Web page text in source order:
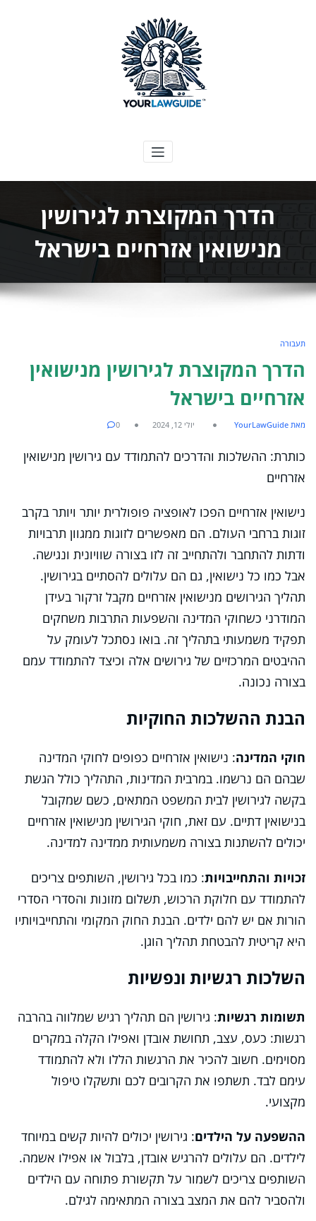
המדריך המשפטי שלך
הדרך המקוצרת לגירושין
מנישואין אזרחיים בישראל
תעבורה
הדרך המקוצרת לגירושין מנישואין
אזרחיים בישראל
מאת YourLawGuide יולי 12, 2024 0
כותרת: ההשלכות והדרכים להתמודד עם גירושין מנישואין
אזרחיים
נישואין אזרחיים הפכו לאופציה פופולרית יותר ויותר בקרב
זוגות ברחבי העולם. הם מאפשרים לזוגות ממגוון תרבויות
ודתות להתחבר ולהתחייב זה לזו בצורה שוויונית ונגישה.
אבל כמו כל נישואין, גם הם עלולים להסתיים בגירושין.
תהליך הגירושים מנישואין אזרחיים מקבל זרקור בעידן
המודרני כשחוקי המדינה והשפעות התרבות משחקים
תפקיד משמעותי בתהליך זה. בואו נסתכל לעומק על
ההיבטים המרכזיים של גירושים אלה וכיצד להתמודד עמם
בצורה נכונה.
הבנת ההשלכות החוקיות
חוקי המדינה: נישואין אזרחיים כפופים לחוקי המדינה
שבהם הם נרשמו. במרבית המדינות, התהליך כולל הגשת
בקשה לגירושין לבית המשפט המתאים, כשם שמקובל
בנישואין דתיים. עם זאת, חוקי הגירושין מנישואין אזרחיים
יכולים להשתנות בצורה משמעותית ממדינה למדינה.
זכויות והתחייבויות: כמו בכל גירושין, השותפים צריכים
להתמודד עם חלוקת הרכוש, תשלום מזונות והסדרי הסדרי
הורות אם יש להם ילדים. הבנת החוק המקומי והתחייבויותיו
היא קריטית להבטחת תהליך הוגן.
השלכות רגשיות ונפשיות
תשומות רגשיות: גירושין הם תהליך רגיש שמלווה בהרבה
רגשות: כעס, עצב, תחושת אובדן ואפילו הקלה במקרים
מסוימים. חשוב להכיר את הרגשות הללו ולא להתמודד
עימם לבד. תשתפו את הקרובים לכם ותשקלו טיפול
מקצועי.
ההשפעה על הילדים: גירושין יכולים להיות קשים במיוחד
לילדים. הם עלולים להרגיש אובדן, בלבול או אפילו אשמה.
השותפים צריכים לשמור על תקשורת פתוחה עם הילדים
ולהסביר להם את המצב בצורה המתאימה לגילם.